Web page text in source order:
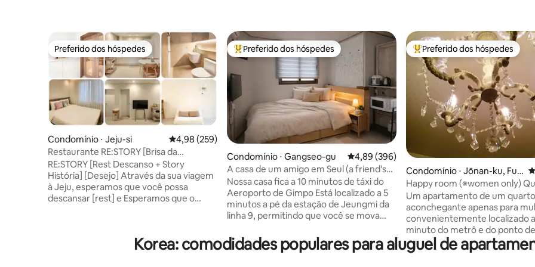
Preferido dos hóspedes
Preferido dos hóspedes
Condomínio ⋅ Jeju-si 4,98 de uma avaliação média de 5, 259 avaliações
4,98 (259)
Restaurante RE:STORY [Brisa da
Primavera] "Minha história em repouso"
Quarto inteiro.
RE:STORY [Rest Descanso + Story
História] [Desejo] Através da sua viagem
à Jeju, esperamos que você possa
descansar [rest] e Esperamos que o
viagem a Jeju. Esperamos que você
Entre os melhores preferidos dos hóspedes
Preferido dos hóspedes
Condomínio ⋅ Gangseo-gu 4,89 de uma avaliação média de 5, 396
4,89 (396)
A casa de um amigo em Seul (a friend's
house in Seoul.)
Nossa casa fica a 10 minutos de táxi do
Aeroporto de Gimpo Está localizado a 5
minutos a pé da estação de Jeungmi da
linha 9, permitindo que você se mova
Minha casa de hóspedes está localizada a
5 minutos da estação Jeungmi da Linha 9
Entre os melhores preferidos
Preferido dos hóspedes
Condomínio ⋅ Jōnan-ku, Fuk
uoka-shi
Happy room (※women only)
Sorte/※Exclusivo para mulheres
Um apartamento de um
aconchegante apenas para
convenientemente localizado a
minuto do metrô e do ponto
Lojas 24 horas estão nas
quarto inclui utensílios de
Korea: comodidades populares para aluguel de